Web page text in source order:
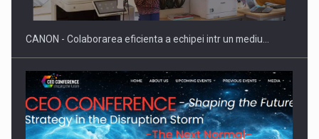
CANON - Colaborarea eficienta a echipei intr un mediu…